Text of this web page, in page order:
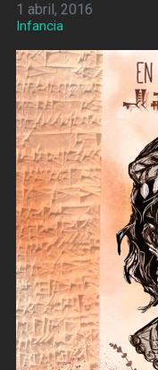
1 abril, 2016
Infancia